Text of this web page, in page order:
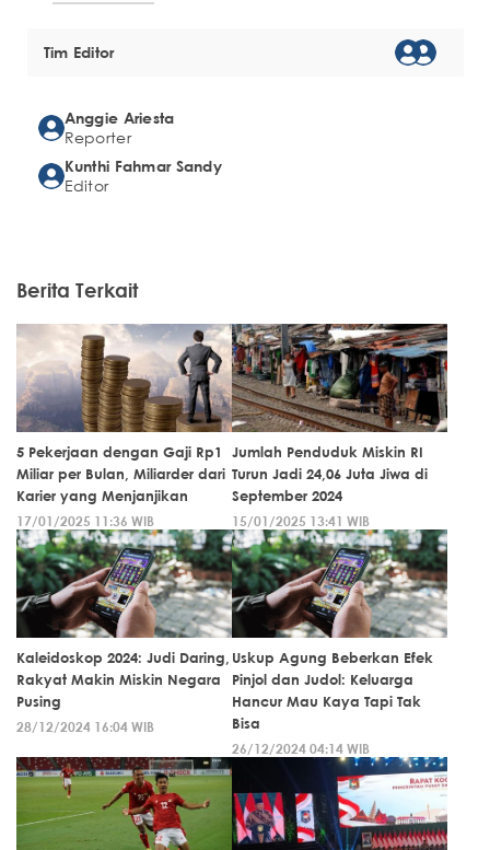
Tim Editor
Anggie Ariesta
Reporter
Kunthi Fahmar Sandy
Editor
Berita Terkait
5 Pekerjaan dengan Gaji Rp1
Miliar per Bulan, Miliarder dari
Karier yang Menjanjikan
17/01/2025 11:36 WIB
Jumlah Penduduk Miskin RI
Turun Jadi 24,06 Juta Jiwa di
September 2024
15/01/2025 13:41 WIB
Kaleidoskop 2024: Judi Daring,
Rakyat Makin Miskin Negara
Pusing
28/12/2024 16:04 WIB
Uskup Agung Beberkan Efek
Pinjol dan Judol: Keluarga
Hancur Mau Kaya Tapi Tak
Bisa
26/12/2024 04:14 WIB